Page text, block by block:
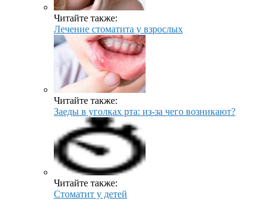
Читайте также:
Лечение стоматита у взрослых
Читайте также:
Заеды в уголках рта: из-за чего возникают?
Читайте также:
Стоматит у детей